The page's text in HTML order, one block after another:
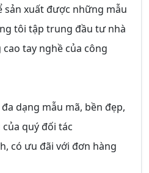
sản xuất được những mẫu
tôi tập trung đầu tư nhà
tay nghề của công
dạng mẫu mã, bền đẹp,
quý đối tác
có ưu đãi với đơn hàng